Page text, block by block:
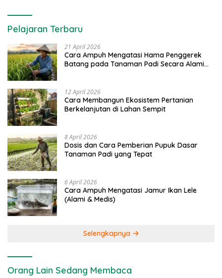
Pelajaran Terbaru
21 April 2026
Cara Ampuh Mengatasi Hama Penggerek
Batang pada Tanaman Padi Secara Alami
12 April 2026
Cara Membangun Ekosistem Pertanian
Berkelanjutan di Lahan Sempit
8 April 2026
Dosis dan Cara Pemberian Pupuk Dasar
Tanaman Padi yang Tepat
6 April 2026
Cara Ampuh Mengatasi Jamur Ikan Lele
(Alami & Medis)
Selengkapnya
Orang Lain Sedang Membaca